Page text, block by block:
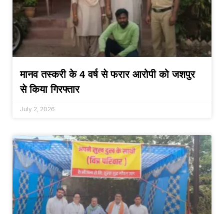
मानव तस्करी के 4 वर्ष से फरार आरोपी को जशपुर
से किया गिरफ्तार
July 2, 2026